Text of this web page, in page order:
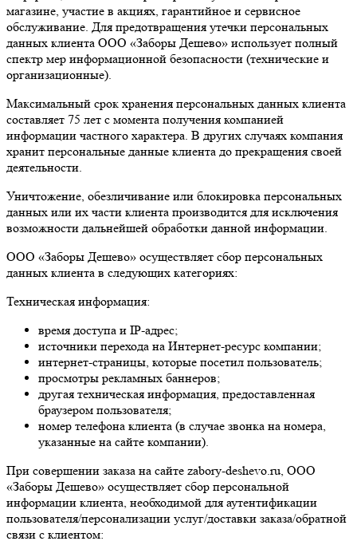
магазине, участие в акциях, гарантийное и сервисное
обслуживание. Для предотвращения утечки персональных
данных клиента ООО «Заборы Дешево» использует полный
спектр мер информационной безопасности (технические и
организационные).
Максимальный срок хранения персональных данных клиента
составляет 75 лет с момента получения компанией
информации частного характера. В других случаях компания
хранит персональные данные клиента до прекращения своей
деятельности.
Уничтожение, обезличивание или блокировка персональных
данных или их части клиента производится для исключения
возможности дальнейшей обработки данной информации.
ООО «Заборы Дешево» осуществляет сбор персональных
данных клиента в следующих категориях:
Техническая информация:
время доступа и IP-адрес;
источники перехода на Интернет-ресурс компании;
интернет-страницы, которые посетил пользователь;
просмотры рекламных баннеров;
другая техническая информация, предоставленная
браузером пользователя;
номер телефона клиента (в случае звонка на номера,
указанные на сайте компании).
При совершении заказа на сайте zabory-deshevo.ru, ООО
«Заборы Дешево» осуществляет сбор персональной
информации клиента, необходимой для аутентификации
пользователя/персонализации услуг/доставки заказа/обратной
связи с клиентом: